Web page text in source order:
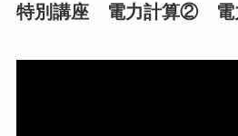
特別講座 電力計算② 電